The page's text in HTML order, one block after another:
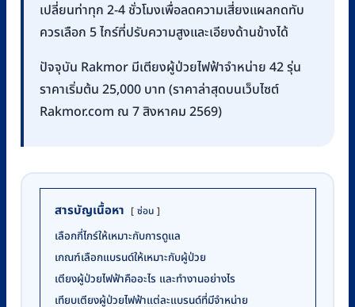
เปลี่ยนท่าทุก 2-4 ชั่วโมงเพื่อลดความเสี่ยงแผลกดทับ
ควรเลือก 5 ไกร์ที่ปรับความสูงและเอียงด้านข้างได้
ปัจจุบัน Rakmor มีเตียงผู้ป่วยไฟฟ้าจำหน่าย 42 รุ่น
ราคาเริ่มต้น 25,000 บาท (ราคาล่าสุดบนเว็บไซต์
Rakmor.com ณ 7 สิงหาคม 2569)
สารบัญเนื้อหา ซ่อน
เลือกกี่ไกร์ให้เหมาะกับการดูแล
เกณฑ์เลือกแบรนด์ให้เหมาะกับผู้ป่วย
เตียงผู้ป่วยไฟฟ้าคืออะไร และทำงานอย่างไร
เทียบเตียงผู้ป่วยไฟฟ้าแต่ละแบรนด์ที่มีจำหน่าย